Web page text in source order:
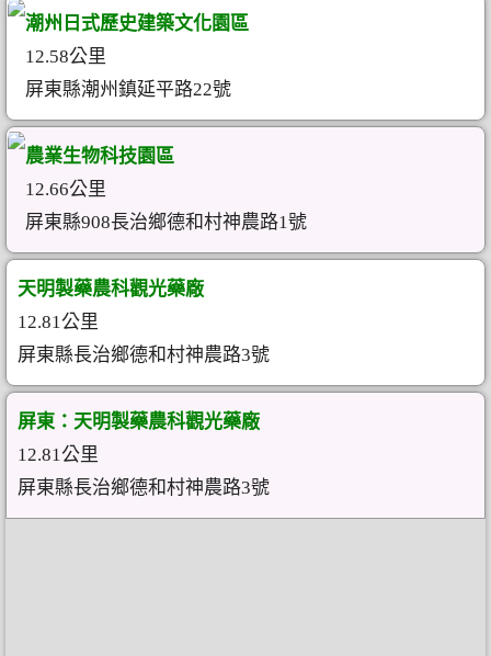
潮州日式歷史建築文化園區
12.58公里
屏東縣潮州鎮延平路22號
農業生物科技園區
12.66公里
屏東縣908長治鄉德和村神農路1號
天明製藥農科觀光藥廠
12.81公里
屏東縣長治鄉德和村神農路3號
屏東：天明製藥農科觀光藥廠
12.81公里
屏東縣長治鄉德和村神農路3號